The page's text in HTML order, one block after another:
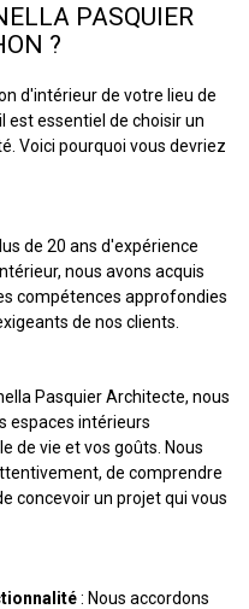
PASQUIER
?
d'intérieur de votre lieu de
est essentiel de choisir un
Voici pourquoi vous devriez
de 20 ans d'expérience
nous avons acquis
compétences approfondies
de nos clients.
Pasquier Architecte, nous
espaces intérieurs
de vie et vos goûts. Nous
de comprendre
concevoir un projet qui vous
: Nous accordons